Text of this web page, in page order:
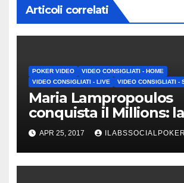
Articoli correlati
POKER VIDEO
VIDEO CONSIGLIATI - HOME
VIDEO CONSIGLIATI - LIVE
VIDEO CONSIGLIATI -
Maria Lampropoulos
conquista il Millions:
intervista a caldo
APR 25, 2017 ILABSSOCIALPOKER